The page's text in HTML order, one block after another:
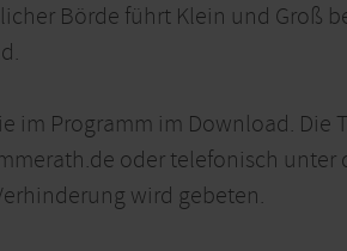
Börde führt Klein und Groß
im Programm im Download. Die
oder telefonisch unter
wird gebeten.